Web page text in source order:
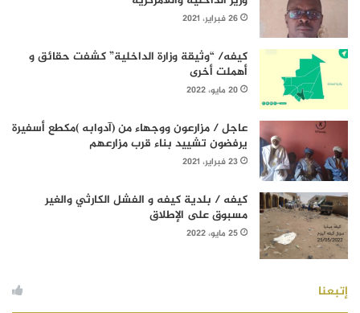
26 فبراير، 2021
كيفه/ “وثيقة وزارة الداخلية” كشفت حقائق و
أهملت أخرى
20 مايو، 2022
عاجل / مزارعون ووجهاء من (آدوابه )مكطع أسفيرة
يرفضون تشييد بناء قرب مزارعهم
23 فبراير، 2021
كيفه / بلدية كيفه و الفشل الكارثي والغير
مسبوق على الإطلاق
25 مايو، 2022
إتبعنا